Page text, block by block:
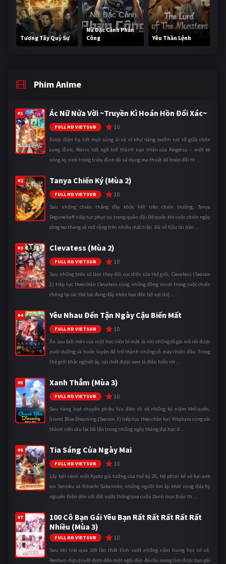
Tương Tây Quỷ Sự
Nữ Đặc Cảnh Phản
Công
Yêu Thần Lệnh
Phim Anime
#1 Ác Nữ Nửa Vời ~Truyền Kì Hoán Hồn Đổi Xác~
FULL HD VIETSUB 10
Được điện hạ hết mực sủng ái và ví như nàng bướm rực rỡ giữa chốn
cung đình, Reirin bất ngờ trở thành nạn nhân của Keigetsu – một kẻ
sống ký sinh trong triều đình đã sử dụng ma thuật để hoán đổi th ...
#2 Tanya Chiến Ký (Mùa 2)
FULL HD VIETSUB 10
Sau những chiến thắng đầy khốc liệt trên chiến trường, Tanya
Degurechaff tiếp tục phục vụ trong quân đội Đế quốc khi cuộc chiến ngày
càng leo thang và mở rộng trên nhiều mặt trận. Dù sở hữu tài năn ...
#3 Clevatess (Mùa 2)
FULL HD VIETSUB 10
Sau những biến cố làm thay đổi cục diện của thế giới, Clevatess (Season
2) tiếp tục theo chân Clevatess cùng những đồng minh trong cuộc chiến
chống lại các thế lực đang đẩy nhân loại đến bờ vực diệ ...
#4 Yêu Nhau Đến Tận Ngày Cậu Biến Mất
FULL HD VIETSUB 10
Ẩn sau bức màn của một học viện bí mật là nơi những cô gái mồ côi được
nuôi dưỡng và huấn luyện để trở thành những cỗ máy chiến đấu. Trong
thế giới khắc nghiệt ấy, cái chết được xem là điều hiển nh ...
#5 Xanh Thẳm (Mùa 3)
FULL HD VIETSUB 10
Sau hàng loạt chuyến phiêu lưu điên rồ và những kỷ niệm khó quên,
Grand Blue Dreaming (Season 3) tiếp tục theo chân Iori Kitahara cùng các
thành viên câu lạc bộ lặn trong những ngày tháng đại học đ ...
#6 Tia Sáng Của Ngày Mai
FULL HD VIETSUB 10
Lấy bối cảnh một Kyoto giả tưởng của thế kỷ 20, bộ phim kể về hai anh
em Seiroku và Kihachi Sakamoto, những người ôm ấp khát vọng đưa Kỷ
nguyên Điện đến với đất nước thông qua cuốn Danh mục Điện th ...
#7
100 Cô Bạn Gái Yêu Bạn Rất Rất Rất Rất Rất
Nhiều (Mùa 3)
FULL HD VIETSUB 10
Sau khi trải qua 100 lần thất tình suốt những năm trung học cơ sở,
Rentaro Aijo quyết định đến một ngôi đền để cầu mong tìm được bạn gái